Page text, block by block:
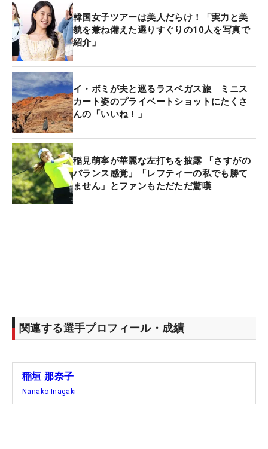
韓国女子ツアーは美人だらけ！「実力と美
貌を兼ね備えた選りすぐりの10人を写真で
紹介」
イ・ボミが夫と巡るラスベガス旅 ミニス
カート姿のプライベートショットにたくさ
んの「いいね！」
稲見萌寧が華麗な左打ちを披露 「さすがの
バランス感覚」「レフティーの私でも勝て
ません」とファンもただただ驚嘆
関連する選手プロフィール・成績
稲垣 那奈子
Nanako Inagaki